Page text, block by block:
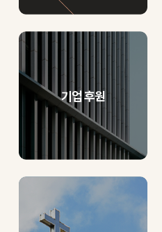
기업 후원